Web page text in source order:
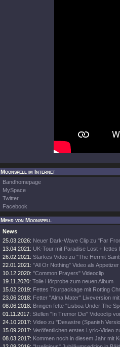
Moonspell im Internet
Bandhomepage
MySpace
Twitter
Facebook
Mehr von Moonspell
News
25.03.2026: Neuer Dark-Wave Clip zu "Far
13.04.2021: UK-Tour mit Paradise Lost + fettes
26.02.2021: Starkes Video zu "The Hermit
22.01.2021: "All Or Nothing" Video als Appetizer
10.12.2020: "Common Prayers" Videoclip
19.11.2020: Tolle Hörprobe zum neuen Album
15.02.2019: Fettes Tourpackage mit Rotting
23.06.2018: Fetter "Alma Mater" Liveversion
08.06.2018: Bringen fette "Lisboa Under The
01.11.2017: Stellen "In Tremor Dei" Videoclip
24.10.2017: Video zu "Desastre (Spanish
15.09.2017: Veröfentlichen erstes Lyric-Video
08.03.2017: Kommen noch in diesem Jahr mit